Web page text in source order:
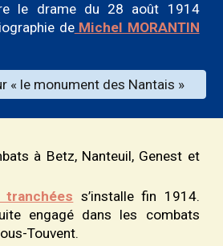
le drame du 28 août 1914
deMichel MORANTIN
« le monument des Nantais »
à Betz, Nanteuil, Genest et
s’installe fin 1914.
engagé dans les combats
Touvent.